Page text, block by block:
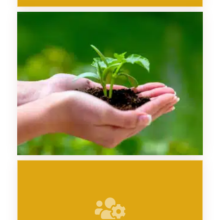
+ construire des décisions partagées au niveau pertinent de
l’organisation
+ renforcer l’appropriation par chacun du projet commun, le